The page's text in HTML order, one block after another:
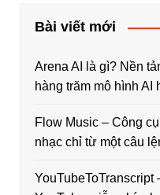
Bài viết mới
Arena AI là gì? Nền
hàng trăm mô hình AI
Flow Music – Công
nhạc chỉ từ một câu
YouTubeToTranscript